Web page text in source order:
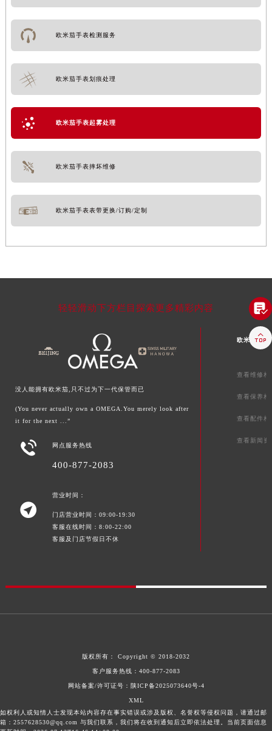
欧米茄手表检测服务
欧米茄手表划痕处理
欧米茄手表起雾处理
欧米茄手表摔坏维修
欧米茄手表表带更换/订购/定制
轻轻滑动下方栏目探索更多精彩内容
没人能拥有欧米茄,只不过为下一代保管而已
(You never actually own a OMEGA.You merely look after
it for the next ...”
 网点服务热线
400-877-2083

营业时间：
门店营业时间：09:00-19:30
客服在线时间：8:00-22:00
客服及门店节假日不休
欧米茄文章
查看维修相
查看保养相
查看配件相
查看新闻资
版权所有： Copyright © 2018-2032
客户服务热线： 400-877-2083
网站备案/许可证号：陕ICP备2025073640号-4
XML
如权利人或知情人士发现本站内容存在事实错误或涉及版权、名誉权等侵权问题，请通过邮
箱：2557628530@qq.com 与我们联系，我们将在收到通知后立即依法处理。当前页面信息

